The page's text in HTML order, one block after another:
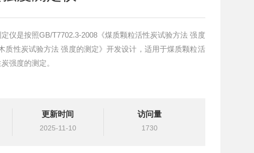
仪是按照GB/T7702.3-2008《煤质颗粒活性炭试验方法 强度
质性炭试验方法 强度的测定》开发设计，适用于煤质颗粒活
强度的测定。
更新时间
2025-11-10
访问量
1730